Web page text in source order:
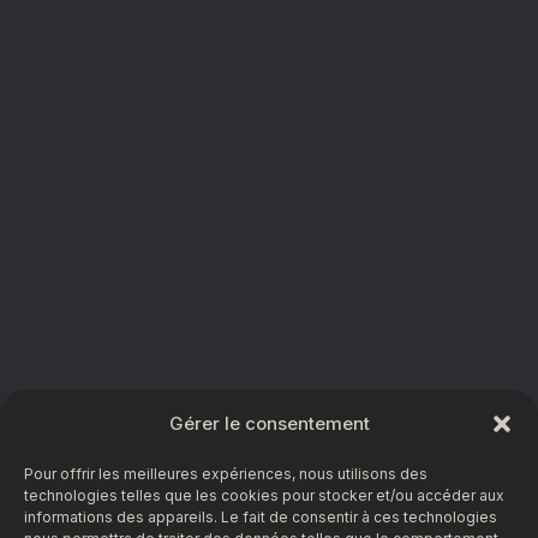
Gérer le consentement
Pour offrir les meilleures expériences, nous utilisons des
technologies telles que les cookies pour stocker et/ou accéder aux
informations des appareils. Le fait de consentir à ces technologies